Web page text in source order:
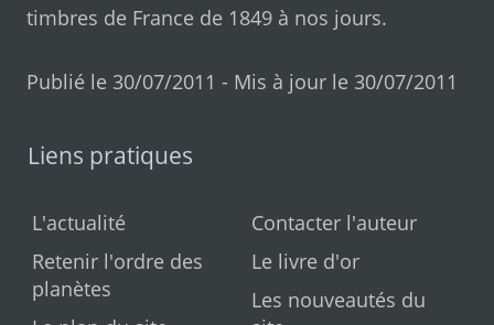
timbres de France de 1849 à nos jours.
Publié le 30/07/2011 - Mis à jour le 30/07/2011
Liens pratiques
L'actualité
Retenir l'ordre des
planètes
Contacter l'auteur
Le livre d'or
Les nouveautés du